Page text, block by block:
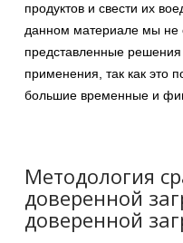
продуктов и свести их
данном материале мы не
представленные
применения, так как это
большие временные и
Методология
доверенной
доверенной